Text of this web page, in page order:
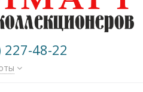
227-48-22